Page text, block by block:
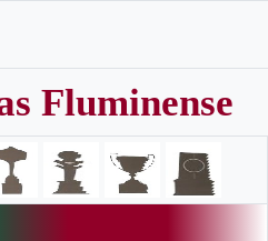
Fluminense